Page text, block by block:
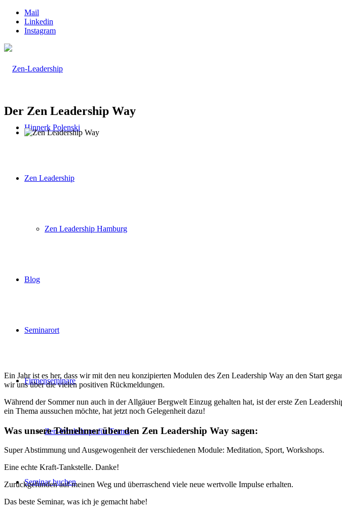
Mail
Linkedin
Instagram
Hinnerk Polenski
Zen Leadership
Zen Leadership Hamburg
Blog
Seminarort
Firmenseminare
Zen-Workshops für Teams
Seminar buchen
Der Zen Leadership Way
Ein Jahr ist es her, dass wir mit den neu konzipierten Modulen des Zen Leadership Way an den Start
wir uns über die vielen positiven Rückmeldungen.
Während der Sommer nun auch in der Allgäuer Bergwelt Einzug gehalten hat, ist der erste Zen
ein Thema aussuchen möchte, hat jetzt noch Gelegenheit dazu!
Was unsere Teilnehmer über den Zen Leadership Way sagen:
Super Abstimmung und Ausgewogenheit der verschiedenen Module: Meditation, Sport, Workshops.
Eine echte Kraft-Tankstelle. Danke!
Zurückgefunden auf meinen Weg und überraschend viele neue wertvolle Impulse erhalten.
Das beste Seminar, was ich je gemacht habe!